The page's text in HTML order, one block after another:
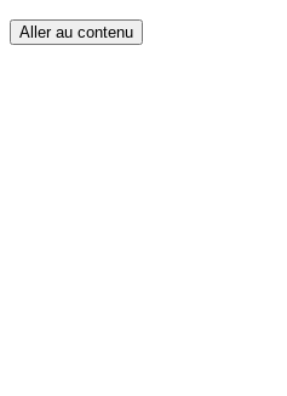
Aller au contenu